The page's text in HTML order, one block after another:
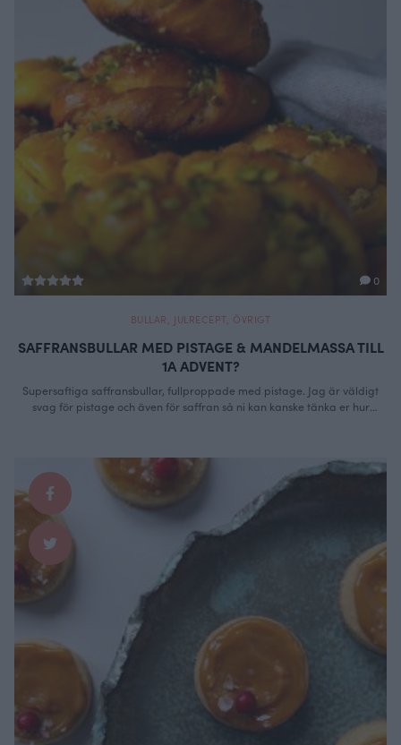
0
BULLAR JULRECEPT, ÖVRIGT
SAFFRANSBULLAR MED PISTAGE & MANDELMASSA TILL
1A ADVENT?
Supersaftiga saffransbullar, fullproppade med pistage. Jag är väldigt
svag för pistage och även för saffran så ni kan kanske tänka er hur
och förvarar i en liten burk som jag …